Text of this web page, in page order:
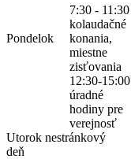
Pondelok
7:30 - 11:30
kolaudačné
konania,
miestne
zisťovania
12:30-15:00
úradné
hodiny pre
verejnosť
Utorok nestránkový
deň